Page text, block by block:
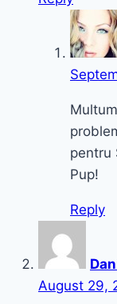
pentru
Pup!
Reply
August 29,